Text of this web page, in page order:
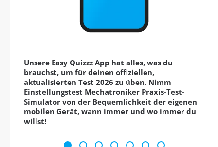
Unsere Easy Quizzz App hat alles, was du
brauchst, um für deinen offiziellen,
aktualisierten Test 2026 zu üben. Nimm
Einstellungstest Mechatroniker Praxis-Test-
Simulator von der Bequemlichkeit der eigenen
mobilen Gerät, wann immer und wo immer du
willst!